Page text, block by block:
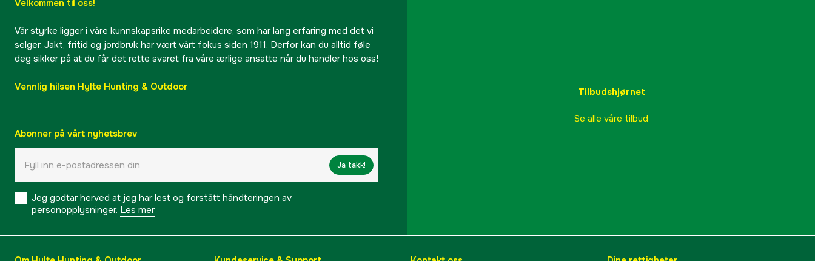
Velkommen til oss!
Vår styrke ligger i våre kunnskapsrike medarbeidere, som har lang erfaring med det vi
selger. Jakt, fritid og jordbruk har vært vårt fokus siden 1911. Derfor kan du alltid føle
deg sikker på at du får det rette svaret fra våre ærlige ansatte når du handler hos oss!
Vennlig hilsen Hylte Hunting & Outdoor
Abonner på vårt nyhetsbrev
Ja takk!
Jeg godtar herved at jeg har lest og forstått håndteringen av
personopplysninger. Les mer
Tilbudshjørnet
Se alle våre tilbud
Om Hylte Hunting & Outdoor Kundeservice & Support Kontakt oss Dine rettigheter